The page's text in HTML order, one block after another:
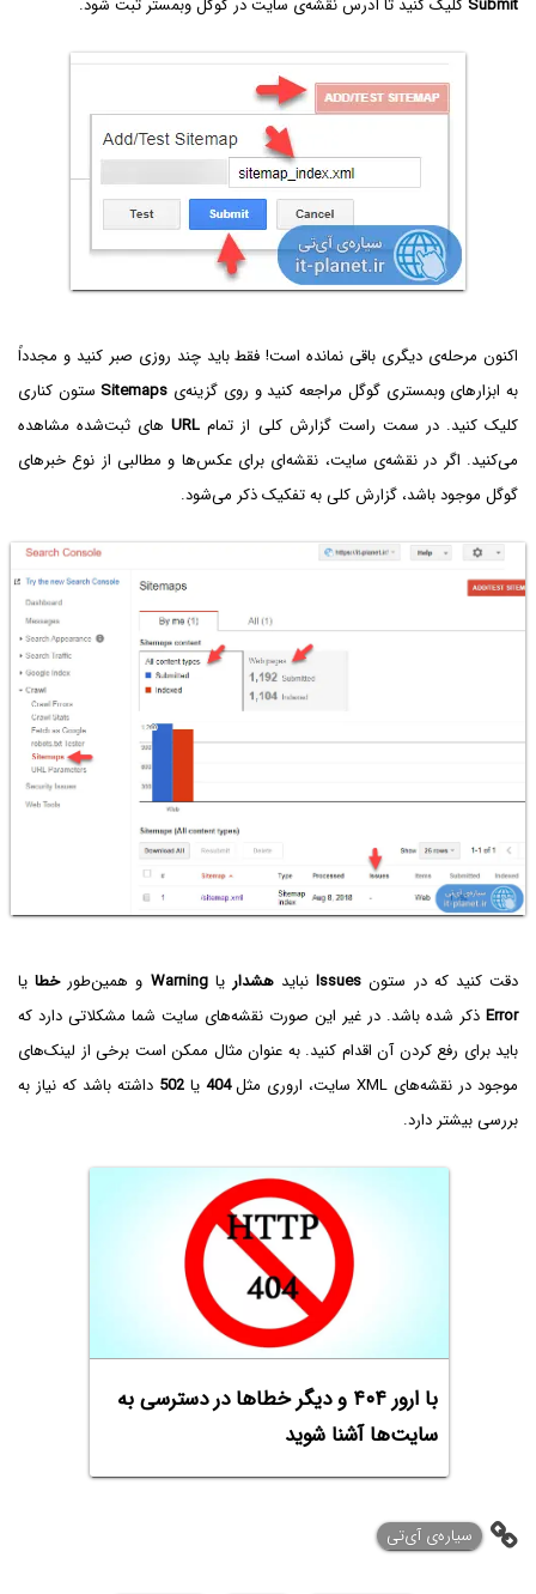
اکنون مرحله‌ی دیگری باقی نمانده است! فقط باید چند روزی صبر کنید و مجدداً
به ابزارهای وبمستری گوگل مراجعه کنید و روی گزینه‌ی Sitemaps ستون کناری
کلیک کنید. در سمت راست گزارش کلی از تمام URLهای ثبت‌شده مشاهده
می‌کنید. اگر در نقشه‌ی سایت، نقشه‌ای برای عکس‌ها و مطالبی از نوع خبرهای
گوگل موجود باشد، گزارش کلی به تفکیک ذکر می‌شود.
دقت کنید که در ستون Issuesنبایدهشدار یاWarning و همین‌طورخطایا
Error ذکر شده باشد. در غیر این صورت نقشه‌های سایت شما مشکلاتی دارد که
باید برای رفع کردن آن اقدام کنید. به عنوان مثال ممکن است برخی از لینک‌های
موجود در نقشه‌های XML‌ سایت، اروری مثل
404 یا502 داشته باشد که نیاز به
بررسی بیشتر دارد.
با ارور ۴۰۴ و دیگر خطاها در دسترسی به
سایت‌ها آشنا شوید
سیاره‌ی ‌آی‌تی